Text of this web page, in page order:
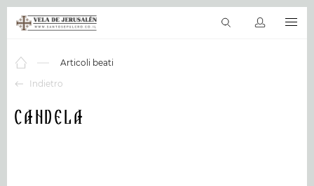
Giri effettivi La bibbia in linea
IT
Indietro
Articoli beati
Candela